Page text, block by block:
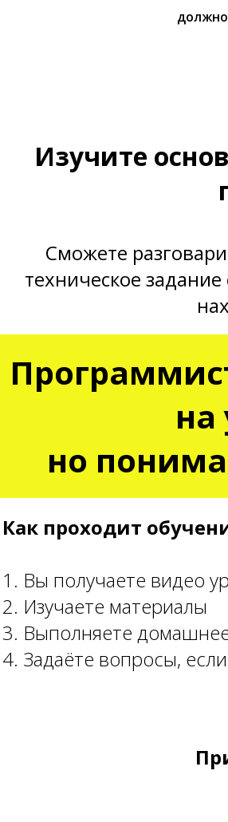
Изучите
Сможете
техническое задание
на
но
Как проходит
1. Вы получаете видео
2. Изучаете материалы
3. Выполняете
4. Задаёте вопросы,